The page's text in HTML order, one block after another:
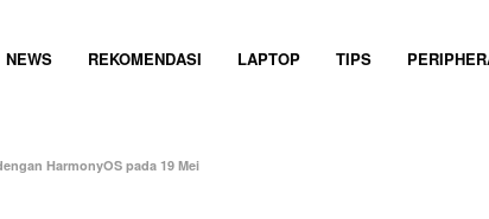
NEWS REKOMENDASI LAPTOP TIPS
HarmonyOS pada 19 Mei